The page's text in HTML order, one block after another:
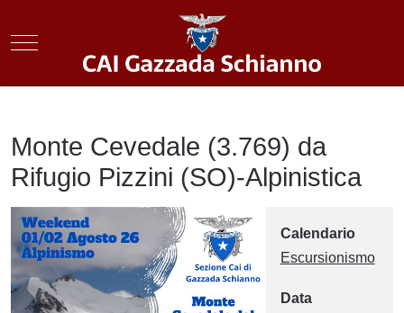
Mobile Menu Toggle
Monte Cevedale (3.769) da
Rifugio Pizzini (SO)-Alpinistica
Calendario
Escursionismo
Data